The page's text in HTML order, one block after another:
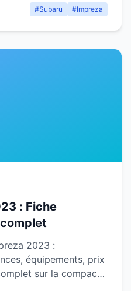
#Subaru #Impreza
: Fiche
2023 :
équipements, prix
sur la compacte